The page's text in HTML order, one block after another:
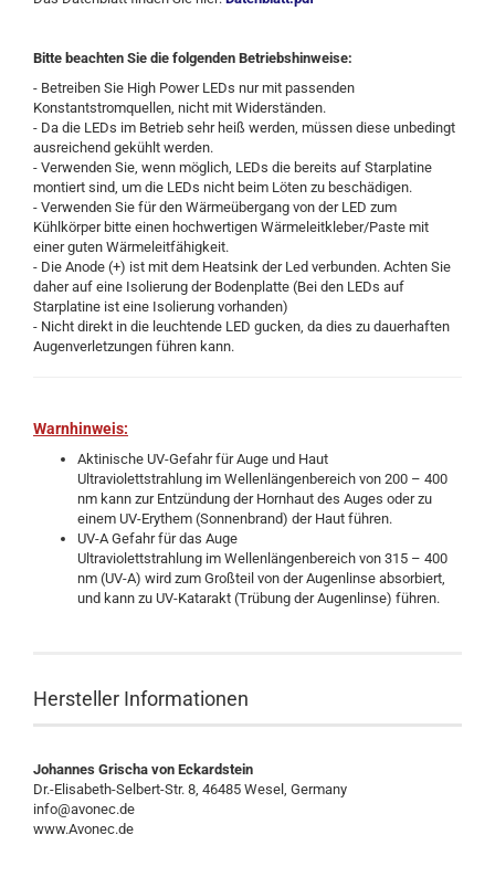
Bitte beachten Sie die folgenden Betriebshinweise:
- Betreiben Sie High Power LEDs nur mit passenden
Konstantstromquellen, nicht mit Widerständen.
- Da die LEDs im Betrieb sehr heiß werden, müssen diese unbedingt
ausreichend gekühlt werden.
- Verwenden Sie, wenn möglich, LEDs die bereits auf Starplatine
montiert sind, um die LEDs nicht beim Löten zu beschädigen.
- Verwenden Sie für den Wärmeübergang von der LED zum
Kühlkörper bitte einen hochwertigen Wärmeleitkleber/Paste mit
einer guten Wärmeleitfähigkeit.
- Die Anode (+) ist mit dem Heatsink der Led verbunden. Achten Sie
daher auf eine Isolierung der Bodenplatte (Bei den LEDs auf
Starplatine ist eine Isolierung vorhanden)
- Nicht direkt in die leuchtende LED gucken, da dies zu dauerhaften
Augenverletzungen führen kann.
Warnhinweis:
Aktinische UV-Gefahr für Auge und Haut
Ultraviolettstrahlung im Wellenlängenbereich von 200 – 400
nm kann zur Entzündung der Hornhaut des Auges oder zu
einem UV-Erythem (Sonnenbrand) der Haut führen.
UV-A Gefahr für das Auge
Ultraviolettstrahlung im Wellenlängenbereich von 315 – 400
nm (UV-A) wird zum Großteil von der Augenlinse absorbiert,
und kann zu UV-Katarakt (Trübung der Augenlinse) führen.
Hersteller Informationen
Johannes Grischa von Eckardstein
Dr.-Elisabeth-Selbert-Str. 8, 46485 Wesel, Germany
info@avonec.de
www.Avonec.de